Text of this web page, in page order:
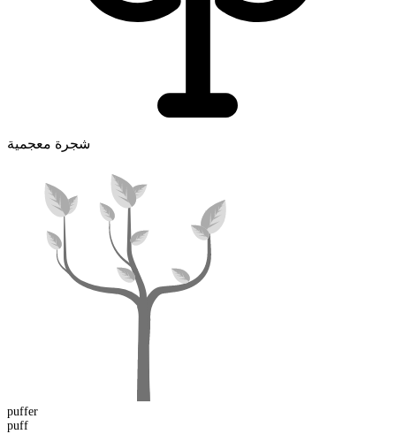
شجرة معجمية
puffer
puff